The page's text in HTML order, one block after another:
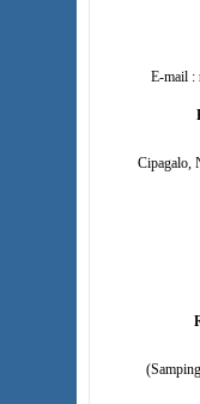
E-mail :
Cipagalo,